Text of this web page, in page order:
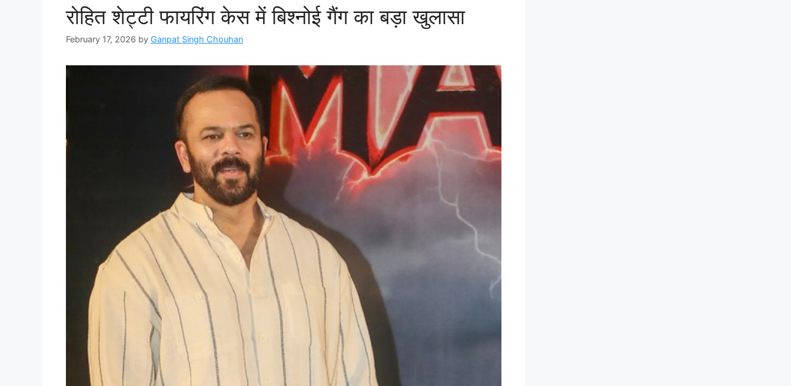
रोहित शेट्टी फायरिंग केस में बिश्नोई गैंग का बड़ा खुलासा
February 17, 2026 by Ganpat Singh Chouhan